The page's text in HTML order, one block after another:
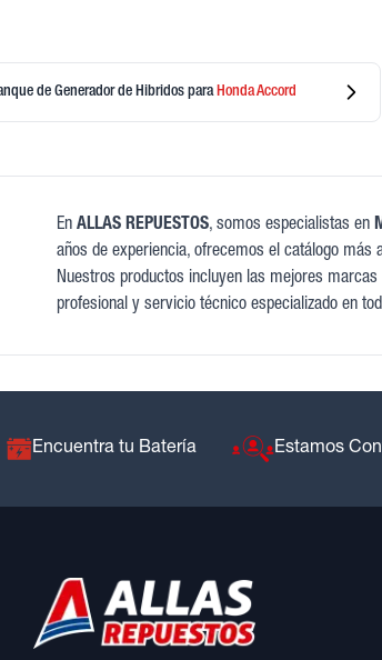
de Generador de Hibridos para HondaAccord
EnALLAS REPUESTOS, somos especialistas en
años de experiencia, ofrecemos el catálogo
Nuestros productos incluyen las mejores
profesional y servicio técnico especializado en
Encuentra tu Batería Estamos